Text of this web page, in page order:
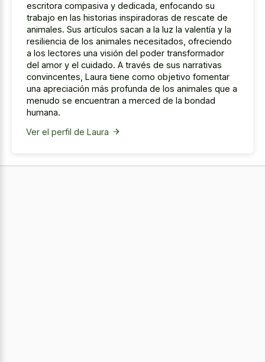
escritora compasiva y dedicada, enfocando su
trabajo en las historias inspiradoras de rescate de
animales. Sus artículos sacan a la luz la valentía y la
resiliencia de los animales necesitados, ofreciendo
a los lectores una visión del poder transformador
del amor y el cuidado. A través de sus narrativas
convincentes, Laura tiene como objetivo fomentar
una apreciación más profunda de los animales que a
menudo se encuentran a merced de la bondad
humana.
Ver el perfil de Laura